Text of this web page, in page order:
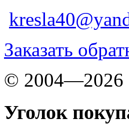
Заказать
© 2004—2026
Уголок